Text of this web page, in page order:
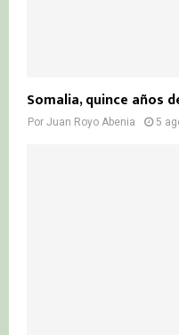
Somalia, quince años
Por Juan Royo Abenia 5